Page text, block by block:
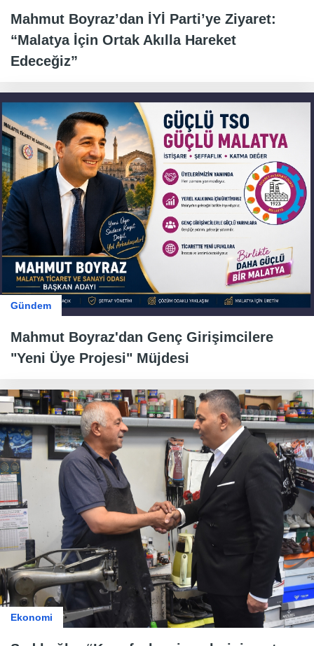
Mahmut Boyraz’dan İYİ Parti’ye Ziyaret:
“Malatya İçin Ortak Akılla Hareket
Edeceğiz”
Gündem
Mahmut Boyraz'dan Genç Girişimcilere
"Yeni Üye Projesi" Müjdesi
Ekonomi